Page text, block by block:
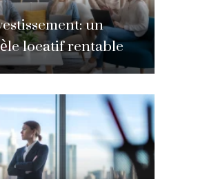
un
locatif rentable